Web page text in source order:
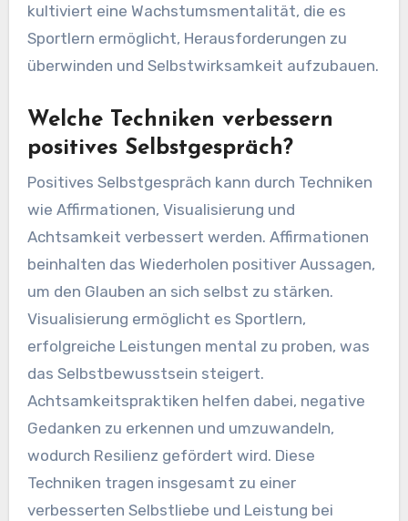
kultiviert eine Wachstumsmentalität, die es
Sportlern ermöglicht, Herausforderungen zu
überwinden und Selbstwirksamkeit aufzubauen.
Welche Techniken verbessern
positives Selbstgespräch?
Positives Selbstgespräch kann durch Techniken
wie Affirmationen, Visualisierung und
Achtsamkeit verbessert werden. Affirmationen
beinhalten das Wiederholen positiver Aussagen,
um den Glauben an sich selbst zu stärken.
Visualisierung ermöglicht es Sportlern,
erfolgreiche Leistungen mental zu proben, was
das Selbstbewusstsein steigert.
Achtsamkeitspraktiken helfen dabei, negative
Gedanken zu erkennen und umzuwandeln,
wodurch Resilienz gefördert wird. Diese
Techniken tragen insgesamt zu einer
verbesserten Selbstliebe und Leistung bei